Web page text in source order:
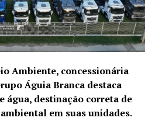
internacional, exige
os registros da
e pagamentos dos
além de somente
Federais, Banco Central,
desde a sua extração,
logística, utilizando as
no setor”.
Ambiente, concessionária
Águia Branca destaca
água, destinação correta de
em suas unidades.